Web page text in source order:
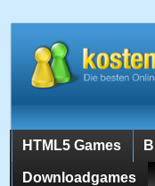
HTML5 Games
Downloadgames